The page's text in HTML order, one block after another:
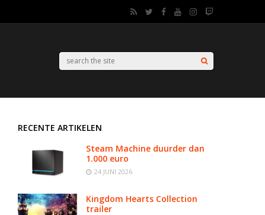
RECENTE ARTIKELEN
Steam Machine duurder dan
1.000 euro
24 JUNI 2026
Kingdom Hearts Collection
trailer